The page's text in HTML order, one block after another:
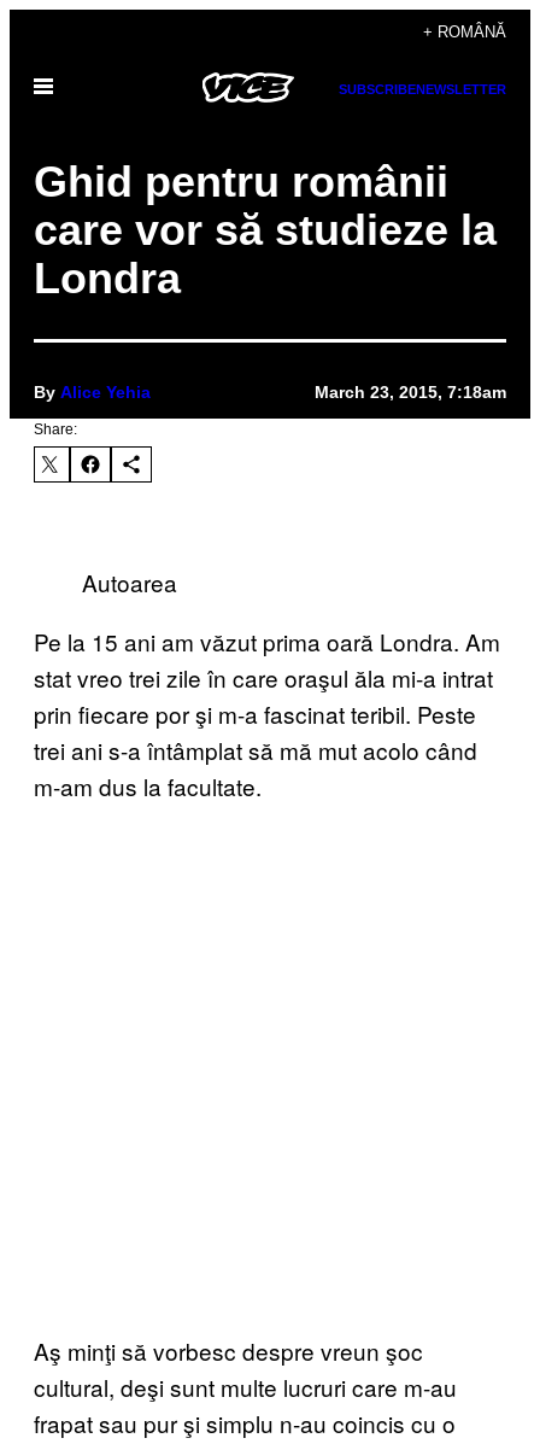
content
+ ROMÂNĂ
Open
SUBSCRIBENEWSLETTER
Ghid pentru românii
care vor să studieze la
Londra
By Alice Yehia March 23, 2015, 7:18am
Share:
Autoarea
Pe la 15 ani am văzut prima oară Londra. Am
stat vreo trei zile în care oraşul ăla mi-a intrat
prin fiecare por şi m-a fascinat teribil. Peste
trei ani s-a întâmplat să mă mut acolo când
m-am dus la facultate.
Aş minţi să vorbesc despre vreun şoc
cultural, deşi sunt multe lucruri care m-au
frapat sau pur şi simplu n-au coincis cu o